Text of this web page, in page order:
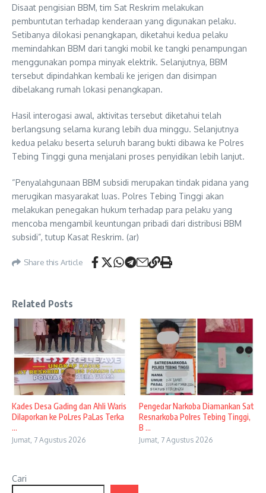
Disaat pengisian BBM, tim Sat Reskrim melakukan
pembuntutan terhadap kenderaan yang digunakan pelaku.
Setibanya dilokasi penangkapan, diketahui kedua pelaku
memindahkan BBM dari tangki mobil ke tangki penampungan
menggunakan pompa minyak elektrik. Selanjutnya, BBM
tersebut dipindahkan kembali ke jerigen dan disimpan
dibelakang rumah lokasi penangkapan.
Hasil interogasi awal, aktivitas tersebut diketahui telah
berlangsung selama kurang lebih dua minggu. Selanjutnya
kedua pelaku beserta seluruh barang bukti dibawa ke Polres
Tebing Tinggi guna menjalani proses penyidikan lebih lanjut.
“Penyalahgunaan BBM subsidi merupakan tindak pidana yang
merugikan masyarakat luas. Polres Tebing Tinggi akan
melakukan penegakan hukum terhadap para pelaku yang
mencoba mengambil keuntungan pribadi dari distribusi BBM
subsidi”, tutup Kasat Reskrim. (ar)
Share this Article
Related Posts
Kades Desa Gading dan Ahli Waris
Dilaporkan ke PoLres PaLas Terka
...
Jumat, 7 Agustus 2026
Pengedar Narkoba Diamankan Sat
Resnarkoba Polres Tebing Tinggi,
B ...
Jumat, 7 Agustus 2026
Cari